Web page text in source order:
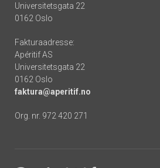
Universitetsgata 22
0162 Oslo
Fakturaadresse:
Apéritif AS
Universitetsgata 22
0162 Oslo
faktura@aperitif.no
Org. nr. 972 420 271